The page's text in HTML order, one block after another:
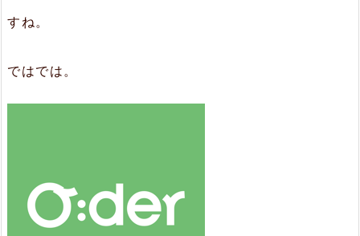
すね。
ではでは。